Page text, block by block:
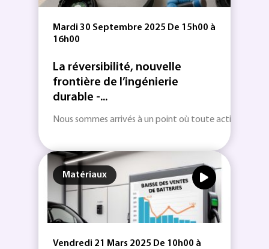
Mardi 30 Septembre 2025 De 15h00 à
16h00
La réversibilité, nouvelle
frontière de l’ingénierie
durable -...
Nous sommes arrivés à un point où toute activité
Matériaux
Vendredi 21 Mars 2025 De 10h00 à